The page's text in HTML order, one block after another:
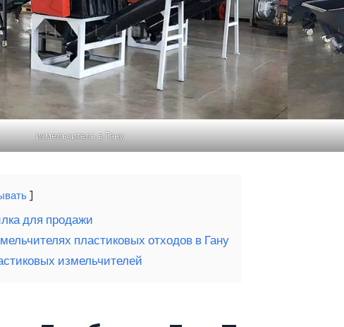
измельчитель в Гану
для продажи
пластиковых отходов в Гану
измельчителей